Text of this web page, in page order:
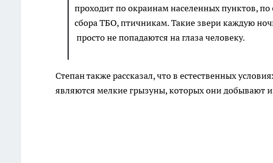
проходит по окраинам населенных пунктов,
сбора ТБО, птичникам. Такие звери каждую
просто не попадаются на глаза человеку.
Степан также рассказал, что в естественных
являются мелкие грызуны, которых они добывают